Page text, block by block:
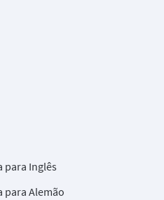
para Inglês
para Alemão